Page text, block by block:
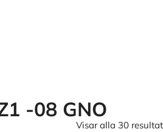
-08 GNO
Visar alla 30 resultat